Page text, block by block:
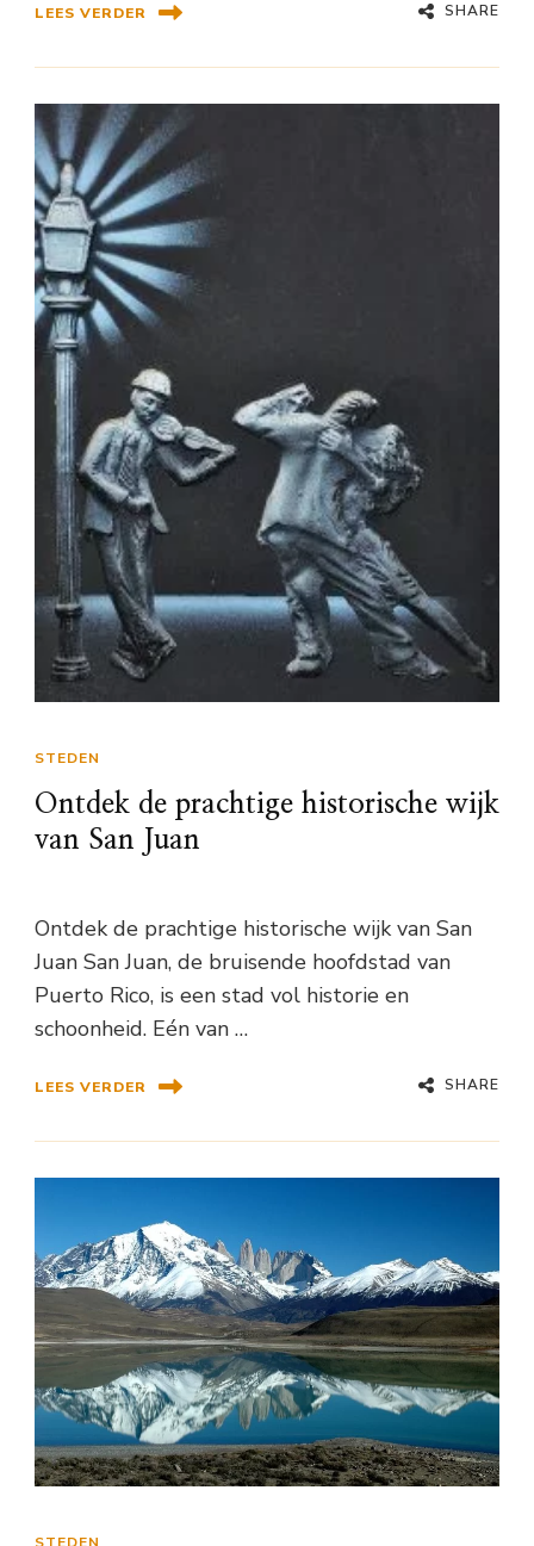
LEES VERDER SHARE
STEDEN
Ontdek de prachtige historische wijk
van San Juan
Ontdek de prachtige historische wijk van San
Juan San Juan, de bruisende hoofdstad van
Puerto Rico, is een stad vol historie en
schoonheid. Eén van …
LEES VERDER SHARE